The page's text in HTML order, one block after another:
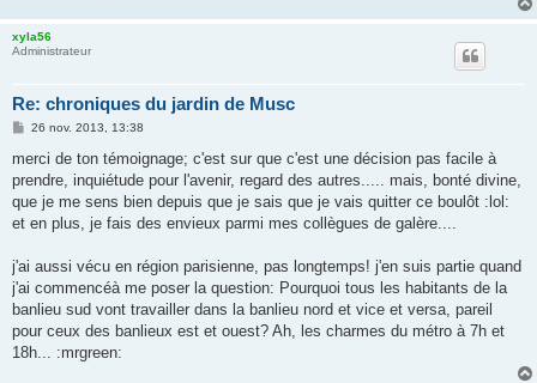
xyla56
Administrateur
Re: chroniques du jardin de Musc
M
s
a
g
26 nov. 2013, 13:38
merci de ton témoignage; c'est sur que c'est une décision pas facile à
prendre, inquiétude pour l'avenir, regard des autres..... mais, bonté divine,
que je me sens bien depuis que je sais que je vais quitter ce boulôt :lol:
et en plus, je fais des envieux parmi mes collègues de galère....
j'ai aussi vécu en région parisienne, pas longtemps! j'en suis partie quand
j'ai commencéà me poser la question: Pourquoi tous les habitants de la
banlieu sud vont travailler dans la banlieu nord et vice et versa, pareil
pour ceux des banlieux est et ouest? Ah, les charmes du métro à 7h et
18h... :mrgreen: